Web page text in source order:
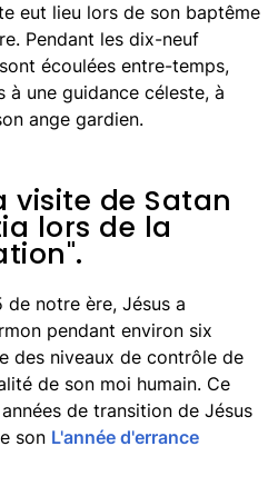
eut lieu lors de son baptême
Pendant les dix-neuf
écoulées entre-temps,
à une guidance céleste, à
ange gardien.
visite de Satan
lors de la
notre ère, Jésus a
pendant environ six
des niveaux de contrôle de
de son moi humain. Ce
de transition de Jésus
son L'année d'errance